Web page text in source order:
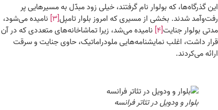
این گذرگاه‌ها، که بولوار نام گرفتند، خیلی زود مبدّل به مسیرهایی پر
رفت‌وآمد شدند. بخشی از مسیری که امروز بلوار تامپل[۳]
نامیده می‌شود،
مدتی بولوار جنایت[۴]
نامیده می‌شد، زیرا تماشاخانه‌های متعددی که در آن
قرار داشت، اغلب نمایشنامه‌هایی ملودراماتیک، حاوی جنایت و سرقت
ارائه می‌کردند.
بلوار و ودویل در تئاتر فرانسه